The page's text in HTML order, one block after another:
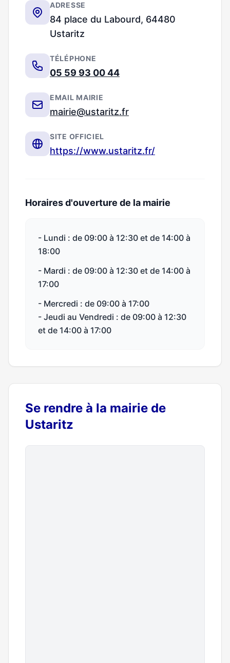
ADRESSE
84 place du Labourd, 64480
Ustaritz
TÉLÉPHONE
05 59 93 00 44
EMAIL MAIRIE
mairie@ustaritz.fr
SITE OFFICIEL
https://www.ustaritz.fr/
Horaires d'ouverture de la mairie
- Lundi : de 09:00 à 12:30 et de 14:00 à
18:00
- Mardi : de 09:00 à 12:30 et de 14:00 à
17:00
- Mercredi : de 09:00 à 17:00
- Jeudi au Vendredi : de 09:00 à 12:30
et de 14:00 à 17:00
Se rendre à la mairie de
Ustaritz